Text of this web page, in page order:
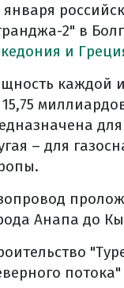
января
2" в
и
каждой
– для
Анапа до